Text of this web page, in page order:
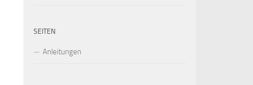
SEITEN
Anleitungen